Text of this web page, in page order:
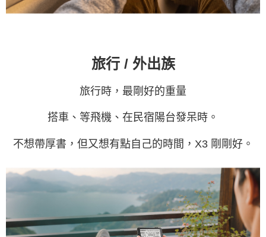
旅行 / 外出族
旅行時，最剛好的重量
搭車、等飛機、在民宿陽台發呆時。
不想帶厚書，但又想有點自己的時間，X3 剛剛好。